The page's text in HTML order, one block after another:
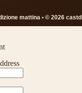
mattina • © 2026